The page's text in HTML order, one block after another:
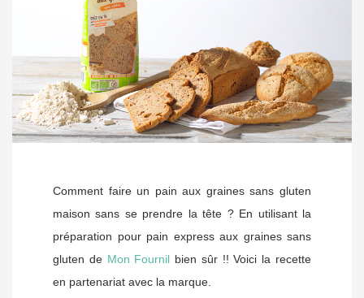
Comment faire un pain aux graines sans gluten
maison sans se prendre la tête ? En utilisant la
préparation pour pain express aux graines sans
gluten de Mon Fournil bien sûr !! Voici la recette
en partenariat avec la marque.